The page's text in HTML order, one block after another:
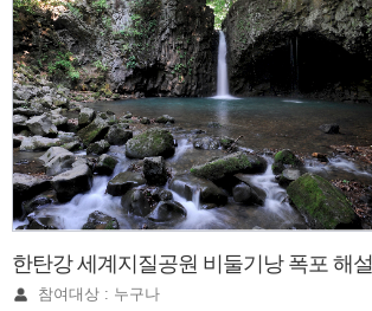
한탄강 세계지질공원 비둘기낭 폭포 해설
참여대상 : 누구나